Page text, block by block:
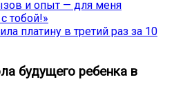
и опыт — для меня
тобой!»
платину в третий раз за 10
будущего ребенка в